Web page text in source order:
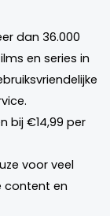
dan 36.000
en series in
bij €14,99 per
voor veel
content en